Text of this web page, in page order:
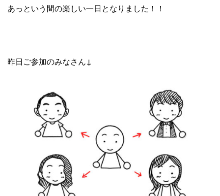
あっという間の楽しい一日となりました！！
昨日ご参加のみなさん↓